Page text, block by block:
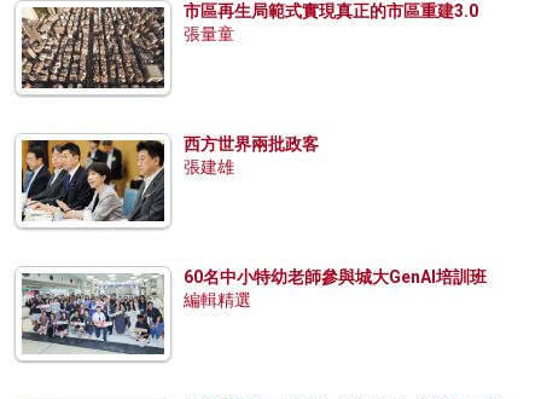
市區再生局範式實現真正的市區重建3.0
張量童
西方世界兩批政客
張建雄
60名中小特幼老師參與城大GenAI培訓班
編輯精選